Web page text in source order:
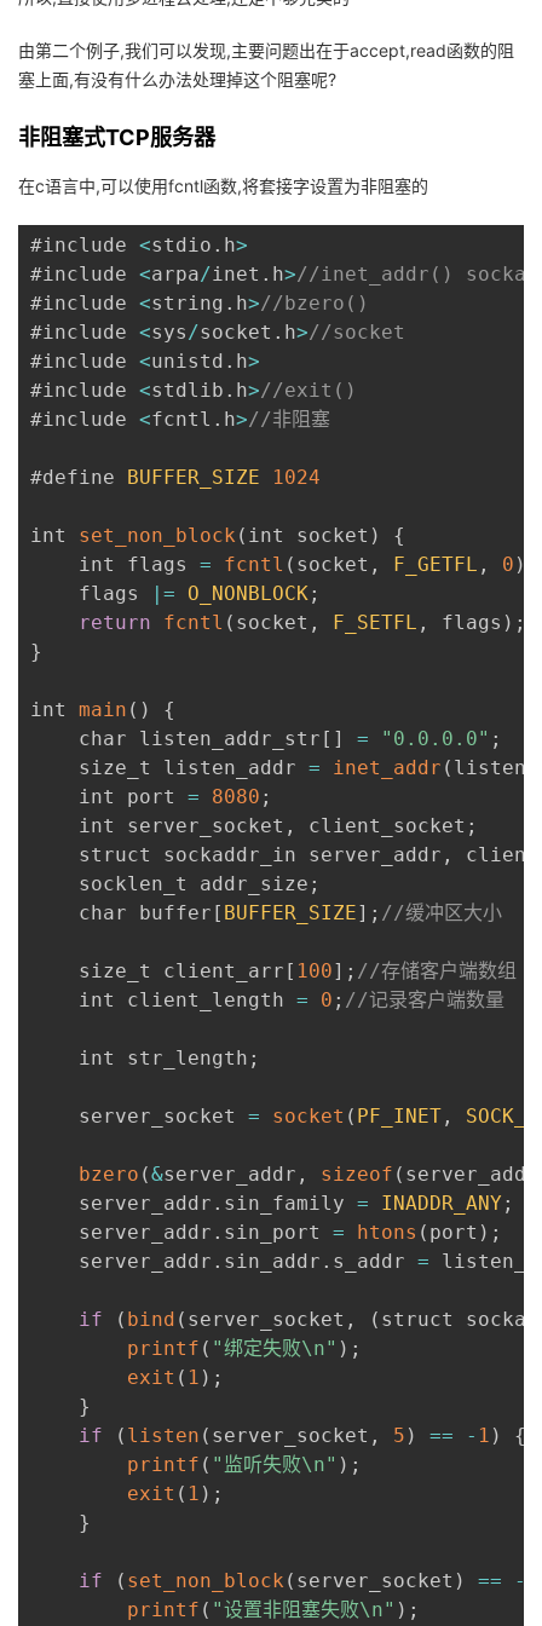
由第二个例子,我们可以发现,主要问题出在于accept,read函数的阻
塞上面,有没有什么办法处理掉这个阻塞呢?
非阻塞式TCP服务器
在c语言中,可以使用fcntl函数,将套接字设置为非阻塞的
#include <stdio . h>
#include <arpa/inet . h>//inet_addr()
#include <string . h>//bzero()
#include <sys/socket . h>//socket
#include <unistd . h>
#include <stdlib . h>//exit()
#include <fcntl . h>//非阻塞
#define BUFFER_SIZE 1024
int set_non_block ( int socket )
{
    int flags
= fcntl ( socket , F_GETFL , 0 )
    flags
|= O_NONBLOCK;
return
fcntl ( socket , F_SETFL , flags ) ;
}
int main ( )
{
    char listen_addr_str
[ ] = "0.0.0.0" ;
    size_t listen_addr
= inet_addr (
    int port
= 8080 ;
    int server_socket
, client_socket ;
    struct sockaddr_in server_addr
,
    socklen_t addr_size
;
    char buffer
[ BUFFER_SIZE] ; //缓冲区大小
    size_t client_arr
[ 100] ; //存储客户端数组
    int client_length
= 0 ; //记录客户端数量
    int str_length
;
    server_socket
= socket ( PF_INET ,
bzero (&server_addr , sizeof ( server_addr
    server_addr
. sin_family = INADDR_ANY ;
    server_addr
. sin_port = htons ( port ) ;
    server_addr
. sin_addr . s_addr =
if ( bind ( server_socket , ( struct
printf ( "绑定失败\n" ) ;
exit ( 1 ) ;
}
if
( listen ( server_socket , 5 ) == - 1 )
{
printf ( "监听失败\n" ) ;
exit ( 1 ) ;
}
if ( set_non_block ( server_socket ) == -
printf ( "设置非阻塞失败\n" ) ;